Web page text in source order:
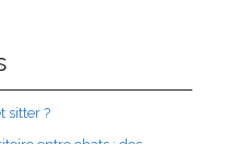
sitter ?